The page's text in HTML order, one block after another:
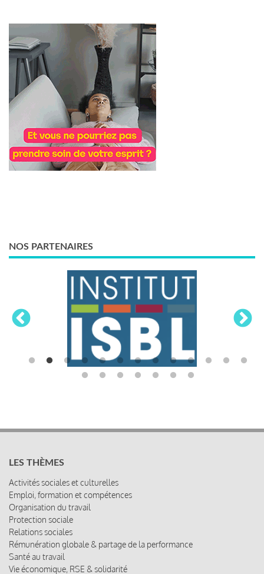
NOS PARTENAIRES
LES THÈMES
Activités sociales et culturelles
Emploi, formation et compétences
Organisation du travail
Protection sociale
Relations sociales
Rémunération globale & partage de la performance
Santé au travail
Vie économique, RSE & solidarité